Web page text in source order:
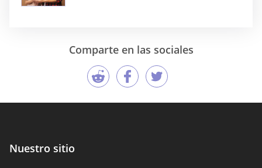
Comparte en las sociales
Nuestro sitio